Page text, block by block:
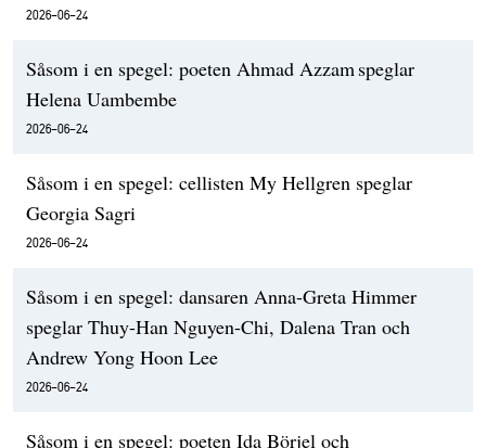
2026-06-24
Såsom i en spegel: poeten Ahmad Azzam speglar
Helena Uambembe
2026-06-24
Såsom i en spegel: cellisten My Hellgren speglar
Georgia Sagri
2026-06-24
Såsom i en spegel: dansaren Anna-Greta Himmer
speglar Thuy-Han Nguyen-Chi, Dalena Tran och
Andrew Yong Hoon Lee
2026-06-24
Såsom i en spegel: poeten Ida Börjel och